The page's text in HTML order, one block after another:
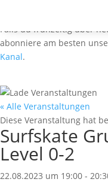
Falls du frühzeitig über
abonniere am besten
Kanal.
« Alle Veranstaltungen
Diese Veranstaltung hat
Surfskate
Level 0-2
22.08.2023 um 19:00 -